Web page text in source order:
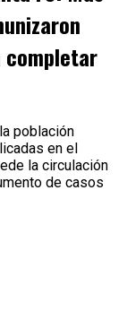
completar
población
en el
la circulación
de casos